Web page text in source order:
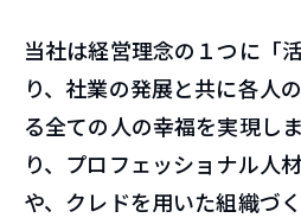
当社は経営理念の１つに「
り、社業の発展と共に各人
る全ての人の幸福を実現し
り、プロフェッショナル人
や、クレドを用いた組織づ